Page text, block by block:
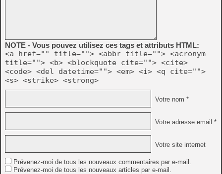
NOTE - Vous pouvez utilisez ces tags et attributs HTML:
<a href="" title=""> <abbr title=""> <acronym
title=""> <b> <blockquote cite=""> <cite>
<code> <del datetime=""> <em> <i> <q cite="">
<s> <strike> <strong>
Votre nom *
Votre adresse email *
Votre site internet
Prévenez-moi de tous les nouveaux commentaires par e-mail.
Prévenez-moi de tous les nouveaux articles par e-mail.